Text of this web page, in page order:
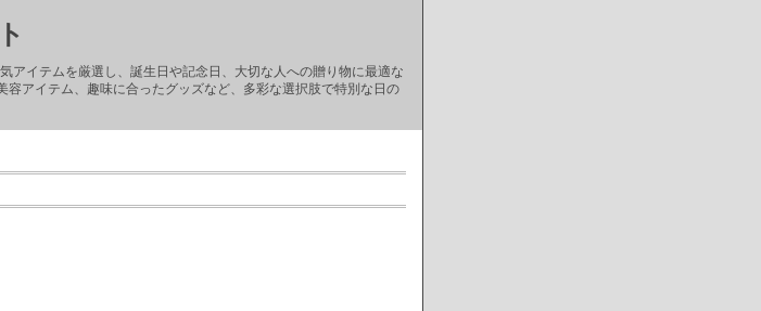
アイテムを厳選し、誕生日や記念日、大切な人への贈り物に最適な
アイテム、趣味に合ったグッズなど、多彩な選択肢で特別な日の